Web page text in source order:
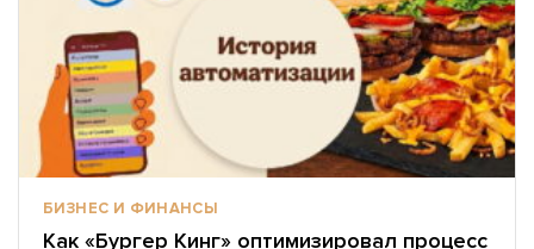
БИЗНЕС И ФИНАНСЫ
Как «Бургер Кинг» оптимизировал процесс